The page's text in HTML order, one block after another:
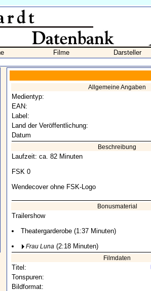
Filme Darsteller
Allgemeine Angaben
Medientyp:
EAN:
Label:
Land der Veröffentlichung:
Datum
Beschreibung
Laufzeit: ca. 82 Minuten
FSK 0
Wendecover ohne FSK-Logo
Bonusmaterial
Trailershow
Theatergarderobe (1:37 Minuten)
Frau Luna(2:18 Minuten)
Filmdaten
Titel:
Tonspuren:
Bildformat: